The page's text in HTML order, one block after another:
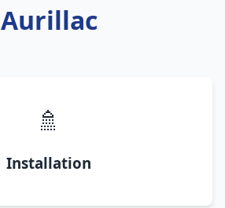
Aurillac
🚿
Installation